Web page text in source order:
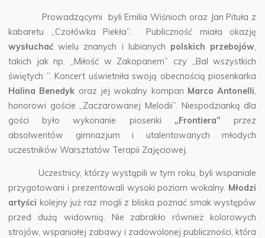
Prowadzącymi byli Emilia Wiśnioch oraz Jan Pituła z
kabaretu „Czołówka Piekła”. Publiczność miała okazję
wysłuchać wielu znanych i lubianych polskich przebojów
takich jak np. „Miłość w Zakopanem” czy „Bal wszystkich
świętych ”. Koncert uświetniła swoją obecnością piosenkarka
Halina Benedyk oraz jej wokalny kompan Marco Antonelli
honorowi goście „Zaczarowanej Melodii”. Niespodzianką dla
gości było wykonanie piosenki „Frontiera” przez
absolwentów gimnazjum i utalentowanych młodych
uczestników Warsztatów Terapii Zajęciowej.
Uczestnicy, którzy wystąpili w tym roku, byli wspaniale
przygotowani i prezentowali wysoki poziom wokalny. Młodzi
artyści kolejny już raz mogli z bliska poznać smak występów
przed dużą widownią. Nie zabrakło również kolorowych
strojów, wspaniałej zabawy i zadowolonej publiczności, która